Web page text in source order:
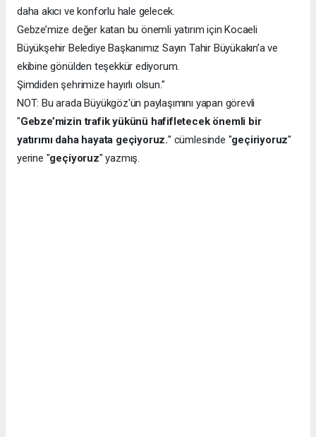
daha akıcı ve konforlu hale gelecek.
Gebze’mize değer katan bu önemli yatırım için Kocaeli
Büyükşehir Belediye Başkanımız Sayın Tahir Büyükakın’a ve
ekibine gönülden teşekkür ediyorum.
Şimdiden şehrimize hayırlı olsun."
NOT: Bu arada Büyükgöz'ün paylaşımını yapan görevli
"Gebze’mizin trafik yükünü hafifletecek önemli bir
yatırımı daha hayata geçiyoruz." cümlesinde "geçiriyoruz"
yerine "geçiyoruz" yazmış.